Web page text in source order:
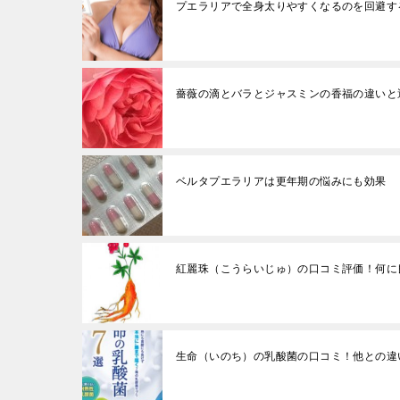
プエラリアで全身太りやすくなるのを回避す
薔薇の滴とバラとジャスミンの香福の違いと
ベルタプエラリアは更年期の悩みにも効果
紅麗珠（こうらいじゅ）の口コミ評価！何に
生命（いのち）の乳酸菌の口コミ！他との違